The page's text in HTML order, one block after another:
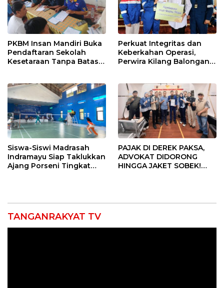
PKBM Insan Mandiri Buka
Pendaftaran Sekolah
Kesetaraan Tanpa Batas
Perkuat Integritas dan
Keberkahan Operasi,
Perwira Kilang Balongan
Siswa-Siswi Madrasah
Indramayu Siap Taklukkan
Ajang Porseni Tingkat
PAJAK DI DEREK PAKSA,
ADVOKAT DIDORONG
HINGGA JAKET SOBEK!
TANGANRAKYAT TV